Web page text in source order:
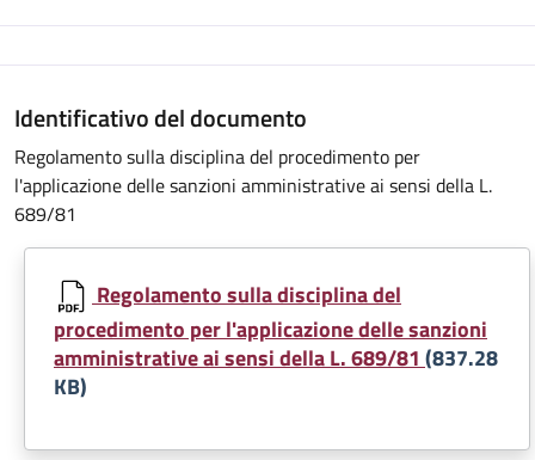
Identificativo del documento
Regolamento sulla disciplina del procedimento per
l'applicazione delle sanzioni amministrative ai sensi della L.
689/81
Regolamento sulla disciplina del
procedimento per l'applicazione delle sanzioni
amministrative ai sensi della L. 689/81 (837.28
KB)